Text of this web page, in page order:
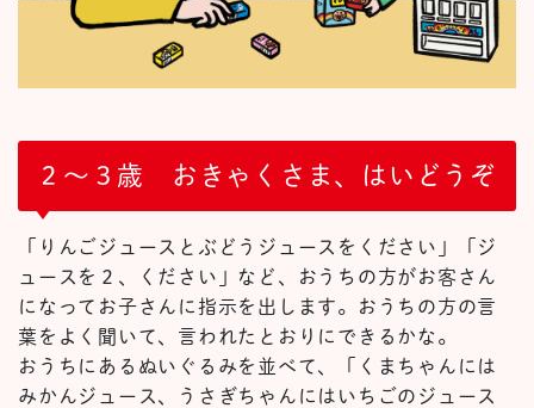
２～３歳 おきゃくさま、はいどうぞ
「りんごジュースとぶどうジュースをください」「ジ
ュースを２、ください」など、おうちの方がお客さん
になってお子さんに指示を出します。おうちの方の言
葉をよく聞いて、言われたとおりにできるかな。
おうちにあるぬいぐるみを並べて、「くまちゃんには
みかんジュース、うさぎちゃんにはいちごのジュース